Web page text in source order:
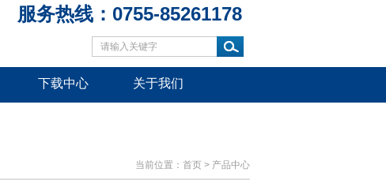
服务热线：0755-85261178
下载中心 关于我们
当前位置： 首页 > 产品中心